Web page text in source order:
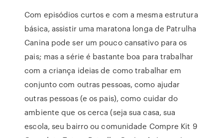
Com episódios curtos e com a mesma estrutura
básica, assistir uma maratona longa de Patrulha
Canina pode ser um pouco cansativo para os
pais; mas a série é bastante boa para trabalhar
com a criança ideias de como trabalhar em
conjunto com outras pessoas, como ajudar
outras pessoas (e os pais), como cuidar do
ambiente que os cerca (seja sua casa, sua
escola, seu bairro ou comunidade Compre Kit 9